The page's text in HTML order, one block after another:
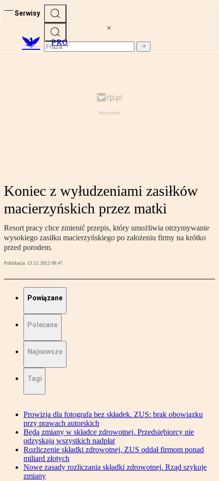
Serwisy
PRO
Koniec z wyłudzeniami zasiłków
macierzyńskich przez matki
Resort pracy chce zmienić przepis, który umożliwia otrzymywanie
wysokiego zasiłku macierzyńskiego po założeniu firmy na krótko
przed porodem.
Publikacja: 13.12.2012 08:47
Powiązane
Polecane
Najnowsze
Tagi
Prowizja dla fotografa bez składek. ZUS: brak obowiązku
przy prawach autorskich
Będą zmiany w składce zdrowotnej. Przedsiębiorcy nie
odzyskają wszystkich nadpłat
Rozliczenie składki zdrowotnej. ZUS oddał firmom ponad
miliard złotych
Nowe zasady rozliczania składki zdrowotnej. Rząd szykuje
zmiany